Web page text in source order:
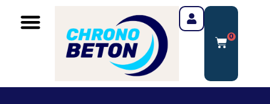
0